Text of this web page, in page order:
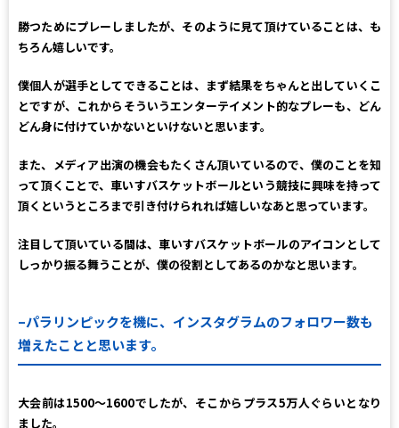
勝つためにプレーしましたが、そのように見て頂けていることは、も
ちろん嬉しいです。
僕個人が選手としてできることは、まず結果をちゃんと出していくこ
とですが、これからそういうエンターテイメント的なプレーも、どん
どん身に付けていかないといけないと思います。
また、メディア出演の機会もたくさん頂いているので、僕のことを知
って頂くことで、車いすバスケットボールという競技に興味を持って
頂くというところまで引き付けられれば嬉しいなあと思っています。
注目して頂いている間は、車いすバスケットボールのアイコンとして
しっかり振る舞うことが、僕の役割としてあるのかなと思います。
–パラリンピックを機に、インスタグラムのフォロワー数も
増えたことと思います。
大会前は1500～1600でしたが、そこからプラス5万人ぐらいとなり
ました。